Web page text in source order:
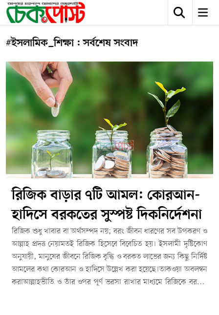
#ইসলামিক_শিক্ষা : সর্বশেষ সংবাদ
রিজিক বাড়ার ৭টি আমল: কোরআন-
হাদিসে বরকতের সুস্পষ্ট দিকনির্দেশনা
রিজিক শুধু খাবার বা অর্থসম্পদ নয়; বরং জীবন ধারণের সব উপকরণ ও
আল্লাহ প্রদত্ত নেয়ামতই রিজিক হিসেবে বিবেচিত হয়। ইসলামী দৃষ্টিকোণ
অনুযায়ী, মানুষের জীবনে রিজিক বৃদ্ধি ও বরকত লাভের জন্য কিছু নির্দিষ্ট
আমলের কথা কোরআন ও হাদিসে উল্লেখ করা হয়েছে।তাকওয়া অবলম্বন
করাআল্লাহভীতি ও তাঁর ওপর পূর্ণ ভরসা রাখার মাধ্যমে রিজিকে বরকত